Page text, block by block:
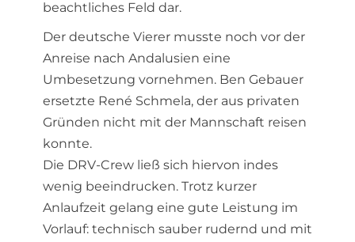
beachtliches Feld dar.
Der deutsche Vierer musste noch vor der
Anreise nach Andalusien eine
Umbesetzung vornehmen. Ben Gebauer
ersetzte René Schmela, der aus privaten
Gründen nicht mit der Mannschaft reisen
konnte.
Die DRV-Crew ließ sich hiervon indes
wenig beeindrucken. Trotz kurzer
Anlaufzeit gelang eine gute Leistung im
Vorlauf: technisch sauber rudernd und mit